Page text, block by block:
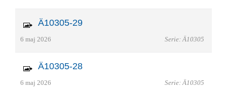
Ä10305-29
6 maj 2026 Serie: Ä10305
Ä10305-28
6 maj 2026 Serie: Ä10305